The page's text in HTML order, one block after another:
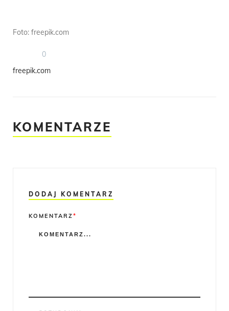
Foto: freepik.com
0
freepik.com
KOMENTARZE
DODAJ KOMENTARZ
Comment
KOMENTARZ*